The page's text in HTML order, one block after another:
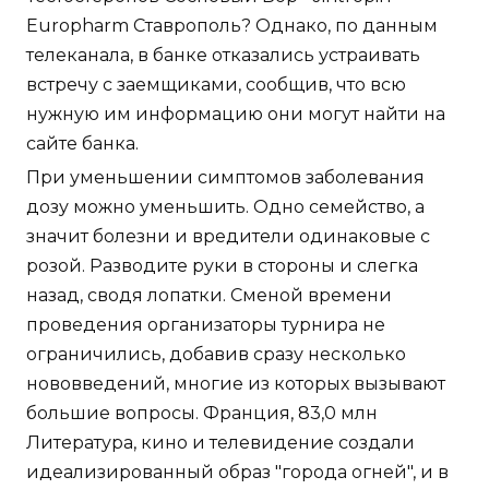
Europharm Ставрополь? Однако, по данным
телеканала, в банке отказались устраивать
встречу с заемщиками, сообщив, что всю
нужную им информацию они могут найти на
сайте банка.
При уменьшении симптомов заболевания
дозу можно уменьшить. Одно семейство, а
значит болезни и вредители одинаковые с
розой. Разводите руки в стороны и слегка
назад, сводя лопатки. Сменой времени
проведения организаторы турнира не
ограничились, добавив сразу несколько
нововведений, многие из которых вызывают
большие вопросы. Франция, 83,0 млн
Литература, кино и телевидение создали
идеализированный образ "города огней", и в